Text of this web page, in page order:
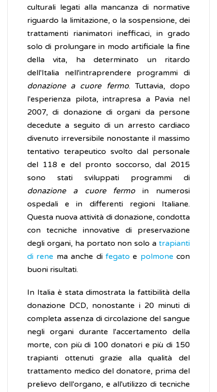
culturali legati alla mancanza di normative
riguardo la limitazione, o la sospensione, dei
trattamenti rianimatori inefficaci, in grado
solo di prolungare in modo artificiale la fine
della vita, ha determinato un ritardo
dell'Italia nell'intraprendere programmi di
donazione a cuore fermo. Tuttavia, dopo
l'esperienza pilota, intrapresa a Pavia nel
2007, di donazione di organi da persone
decedute a seguito di un arresto cardiaco
divenuto irreversibile nonostante il massimo
tentativo terapeutico svolto dal personale
del 118 e del pronto soccorso, dal 2015
sono stati sviluppati programmi di
donazione a cuore fermoin numerosi
ospedali e in differenti regioni Italiane.
Questa nuova attività di donazione, condotta
con tecniche innovative di preservazione
degli organi, ha portato non solo a trapianti
di rene ma anche di fegato e polmone con
buoni risultati.
In Italia è stata dimostrata la fattibilità della
donazione DCD, nonostante i 20 minuti di
completa assenza di circolazione del sangue
negli organi durante l'accertamento della
morte, con più di 100 donatori e più di 150
trapianti ottenuti grazie alla qualità del
trattamento medico del donatore, prima del
prelievo dell'organo, e all'utilizzo di tecniche